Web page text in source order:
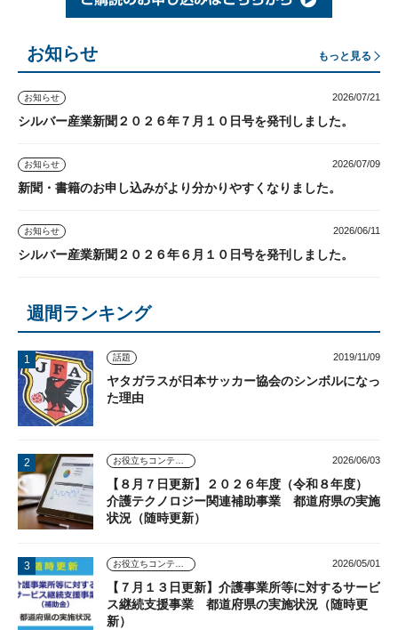
お知らせ もっと見る
お知らせ 2026/07/21
シルバー産業新聞２０２６年７月１０日号を発刊しました。
お知らせ 2026/07/09
新聞・書籍のお申し込みがより分かりやすくなりました。
お知らせ 2026/06/11
シルバー産業新聞２０２６年６月１０日号を発刊しました。
週間ランキング
話題 2019/11/09
ヤタガラスが日本サッカー協会のシンボルになっ
た理由
お役立ちコンテンツ 2026/06/03
【８月７日更新】２０２６年度（令和８年度）
介護テクノロジー関連補助事業 都道府県の実施
状況（随時更新）
お役立ちコンテンツ 2026/05/01
【７月１３日更新】介護事業所等に対するサービ
ス継続支援事業 都道府県の実施状況（随時更
新）